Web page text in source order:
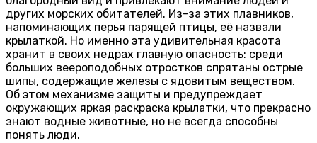
других морских обитателей. Из-за этих плавников,
напоминающих перья парящей птицы, её назвали
крылаткой. Но именно эта удивительная красота
хранит в своих недрах главную опасность: среди
больших веероподобных отростков спрятаны острые
шипы, содержащие железы с ядовитым веществом.
Об этом механизме защиты и предупреждает
окружающих яркая раскраска крылатки, что прекрасно
знают водные животные, но не всегда способны
понять люди.